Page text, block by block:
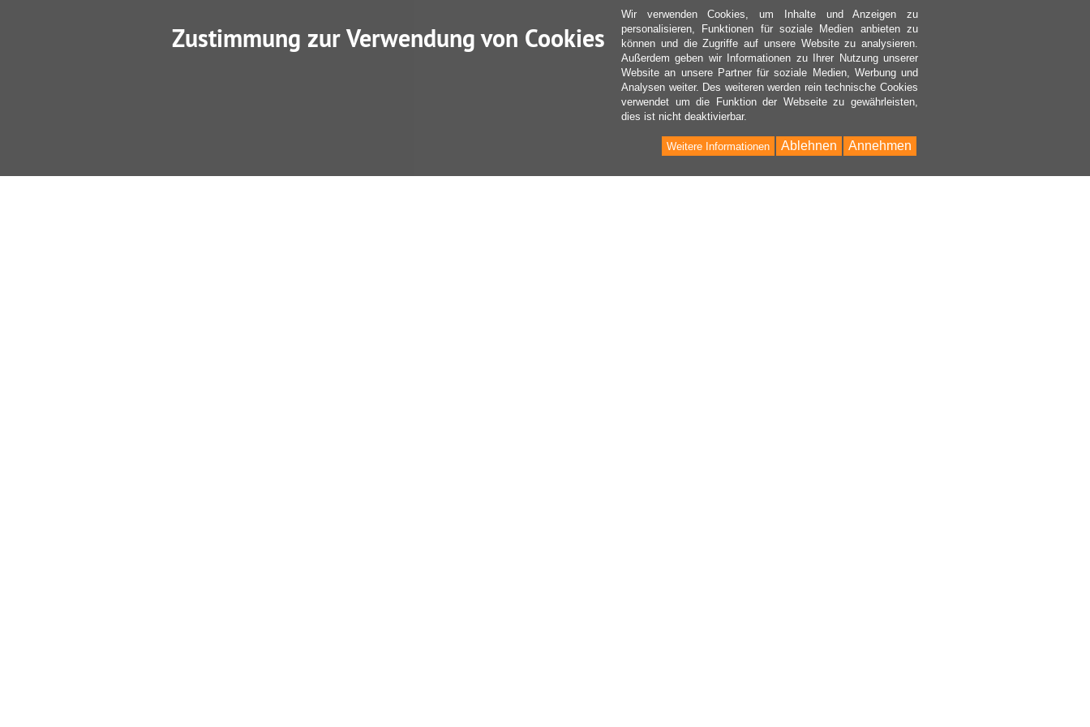
Zustimmung zur Verwendung von Cookies
Wir verwenden Cookies, um Inhalte und Anzeigen zu
personalisieren, Funktionen für soziale Medien anbieten zu
können und die Zugriffe auf unsere Website zu analysieren.
Außerdem geben wir Informationen zu Ihrer Nutzung unserer
Website an unsere Partner für soziale Medien, Werbung und
Analysen weiter. Des weiteren werden rein technische Cookies
verwendet um die Funktion der Webseite zu gewährleisten,
dies ist nicht deaktivierbar.
Annehmen
Ablehnen
Weitere Informationen